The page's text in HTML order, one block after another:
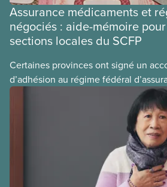
Assurance médicaments et
négociés : aide-mémoire
sections locales du SCFP
Certaines provinces ont signé un
d’adhésion au régime fédéral
médicaments. Les sections locales du
ces provinces s’interrogent sur
régime pourrait avoir sur leurs